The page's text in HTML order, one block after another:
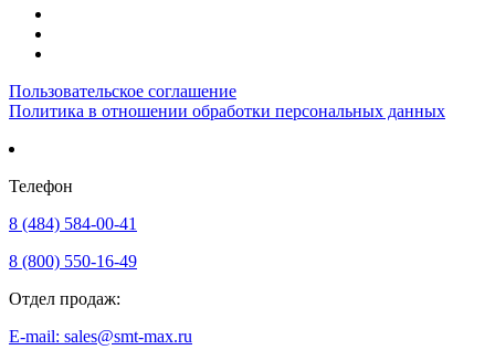
Пользовательское соглашение
Политика в отношении обработки персональных данных
Телефон
8 (484) 584-00-41
8 (800) 550-16-49
Отдел продаж:
E-mail: sales@smt-max.ru